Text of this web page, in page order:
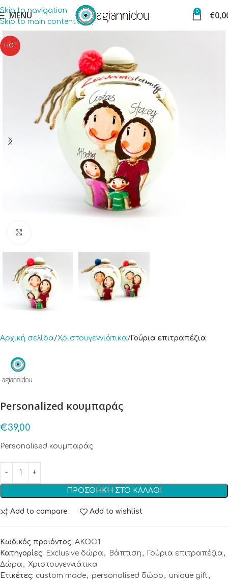
Skip to navigation
Skip to main content
MENU 0 €
HOT
Αρχική σελίδα Χριστουγεννιάτικα Γούρια επιτραπέζια
Personalized κουμπαράς
€39,00
Personalised κουμπαράς
ΠΡΟΣΘΉΚΗ ΣΤΟ ΚΑΛΆΘΙ
Add to compare Add to wishlist
Κωδικός προϊόντος: AKOO1
Κατηγορίες: Exclusive δώρα , Βάπτιση , Γούρια επιτραπέζια ,
Δώρα , Χριστουγεννιάτικα
Ετικέτες: custom made, personalised δώρο , unique gift ,